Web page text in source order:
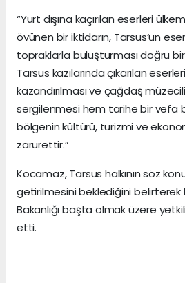
“Yurt dışına kaçırılan eserleri
övünen bir iktidarın, Tarsus’un
topraklarla buluşturması doğru bir
Tarsus kazılarında çıkarılan
kazandırılması ve çağdaş
sergilenmesi hem tarihe bir vefa
bölgenin kültürü, turizmi ve
zarurettir.”
Kocamaz, Tarsus halkının söz
getirilmesini beklediğini belirterek
Bakanlığı başta olmak üzere
etti.